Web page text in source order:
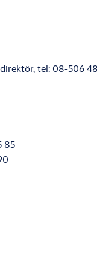
tel: 08-506
85